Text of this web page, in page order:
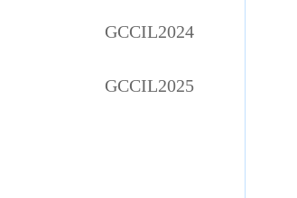
GCCIL2024
GCCIL2025